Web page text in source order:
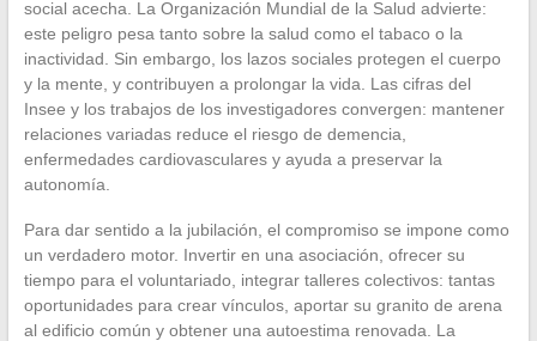
social acecha. La Organización Mundial de la Salud advierte:
este peligro pesa tanto sobre la salud como el tabaco o la
inactividad. Sin embargo, los lazos sociales protegen el cuerpo
y la mente, y contribuyen a prolongar la vida. Las cifras del
Insee y los trabajos de los investigadores convergen: mantener
relaciones variadas reduce el riesgo de demencia,
enfermedades cardiovasculares y ayuda a preservar la
autonomía.
Para dar sentido a la jubilación, el compromiso se impone como
un verdadero motor. Invertir en una asociación, ofrecer su
tiempo para el voluntariado, integrar talleres colectivos: tantas
oportunidades para crear vínculos, aportar su granito de arena
al edificio común y obtener una autoestima renovada. La